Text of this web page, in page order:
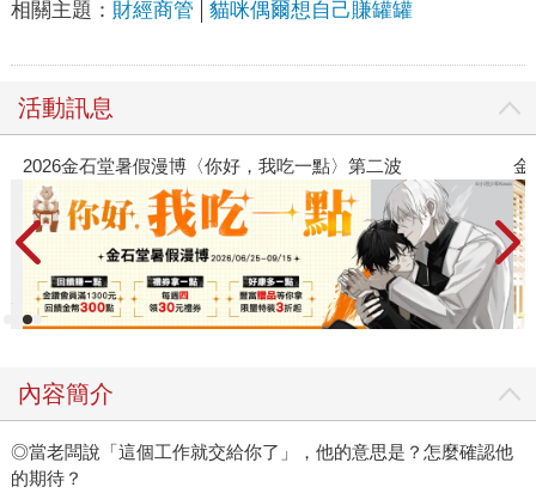
相關主題： 財經商管 貓咪偶爾想自己賺罐罐
活動訊息
二波 金石堂2026海外優惠：電子書
內容簡介
◎當老闆說「這個工作就交給你了」，他的意思是？怎麼確認他
的期待？